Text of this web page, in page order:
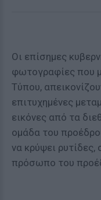
Οι επίσημες
φωτογραφίες που
Τύπου,
επιτυχημένες
εικόνες από τα
ομάδα του
να κρύψει ρυτίδες,
πρόσωπο του